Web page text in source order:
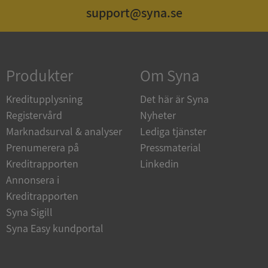
support@syna.se
Produkter
Kreditupplysning
Registervård
Marknadsurval & analyser
Prenumerera på
Kreditrapporten
Annonsera i
Kreditrapporten
Syna Sigill
Syna Easy kundportal
Om Syna
Det här är Syna
Nyheter
Lediga tjänster
Pressmaterial
Linkedin
Strikt nödvändiga kakor tillåter
kärnwebbplatsfunktioner som användarinloggning
och kontohantering. Webbplatsen kan inte
användas ordentligt utan strikt nödvändiga cookies.
Namn
Leverantör
Domän
Microsoft
Corporation